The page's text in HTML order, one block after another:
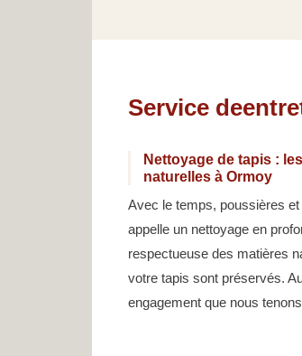
Service
Nettoyage de tapis :
naturelles à Ormoy
Avec le temps, poussières et
appelle un nettoyage en
respectueuse des matières
votre tapis sont préservés.
engagement que nous